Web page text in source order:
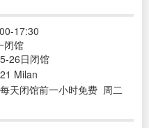
17:30
闭馆
26日闭馆
Milan
天闭馆前一小时免费 周二